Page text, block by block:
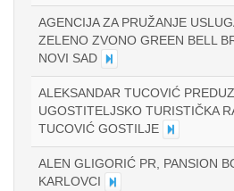
AGENCIJA ZA PRUŽANJE
ZELENO ZVONO GREEN BELL
NOVI SAD
ALEKSANDAR TUCOVIĆ
UGOSTITELJSKO TURISTIČKA
TUCOVIĆ GOSTILJE
ALEN GLIGORIĆ PR, PANSION
KARLOVCI